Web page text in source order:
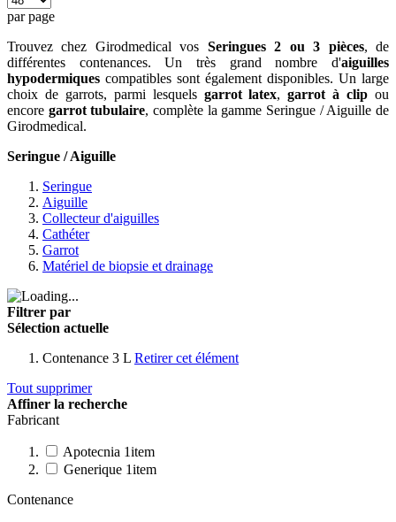
par page
Trouvez chez Girodmedical vos Seringues 2 ou 3 pièces, de
différentes contenances. Un très grand nombre d'aiguilles
hypodermiques compatibles sont également disponibles. Un large
choix de garrots, parmi lesquels garrot latex,garrot à clip ou
encore garrot tubulaire, complète la gamme Seringue / Aiguille de
Girodmedical.
Seringue / Aiguille
Seringue
Aiguille
Collecteur d'aiguilles
Cathéter
Garrot
Matériel de biopsie et drainage
Filtrer par
Sélection actuelle
Contenance 3 L Retirer cet élément
Tout supprimer
Affiner la recherche
Fabricant
Apotecnia 1item
Generique 1item
Contenance